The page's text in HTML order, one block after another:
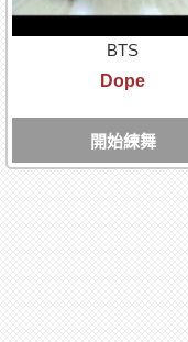
BTS
Dope
開始練舞